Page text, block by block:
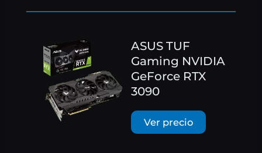
ASUS TUF
Gaming NVIDIA
GeForce RTX
3090
Ver precio